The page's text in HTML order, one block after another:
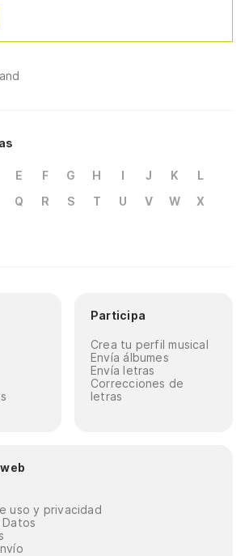
E F G H I J K
L
Q R S T U V W
X
Participa
Crea tu perfil musical
Envía álbumes
Envía letras
Correcciones de
letras
uso y privacidad